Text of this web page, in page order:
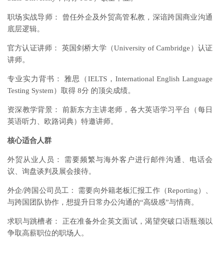
职场实战导师： 曾任外企及外贸高管私教，深谙跨国商业沟通
底层逻辑。
官方认证讲师： 英国剑桥大学（University of Cambridge）认证
讲师。
专业实力背书： 雅思（IELTS，International English Language
Testing System）取得 8分 的顶尖成绩。
资深教学背景： 前新东方主讲老师，各大英语学习平台（每日
英语听力、欧路词典）特邀讲师。
核心适合人群
外贸从业人员： 需要频繁与海外客户进行邮件沟通、电话会
议、询盘谈判及展会接待。
外企/跨国公司员工： 需要向外籍老板汇报工作（Reporting）、
与跨国团队协作，想提升日常办公沟通的“高级感”与情商。
求职与跳槽者： 正在准备外企英文面试，渴望突破口语瓶颈以
争取高薪职位的职场人。